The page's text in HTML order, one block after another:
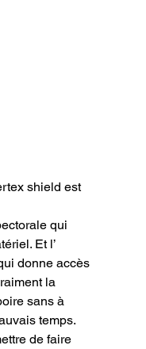
shield est
qui
Et l’
donne accès
la
sans à
temps.
de faire